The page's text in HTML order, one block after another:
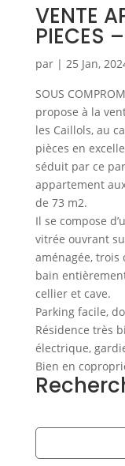
VENTE
PIECES
par | 25 Jan,
SOUS
propose à la
les Caillols, au
pièces en
séduit par ce
appartement
de 73 m2.
Il se compose
vitrée ouvrant
aménagée, trois
bain
cellier et cave.
Parking facile,
Résidence très
électrique,
Bien en